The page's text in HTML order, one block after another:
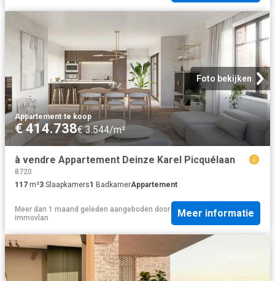
Foto bekijken
Appartement·te koop
€ 414.738€ 3.544/m²
à vendre Appartement Deinze Karel Picquélaan
8720
117 m²3 Slaapkamers1 BadkamerAppartement
Meer dan 1 maand geleden aangeboden door
immovlan
Meer informatie